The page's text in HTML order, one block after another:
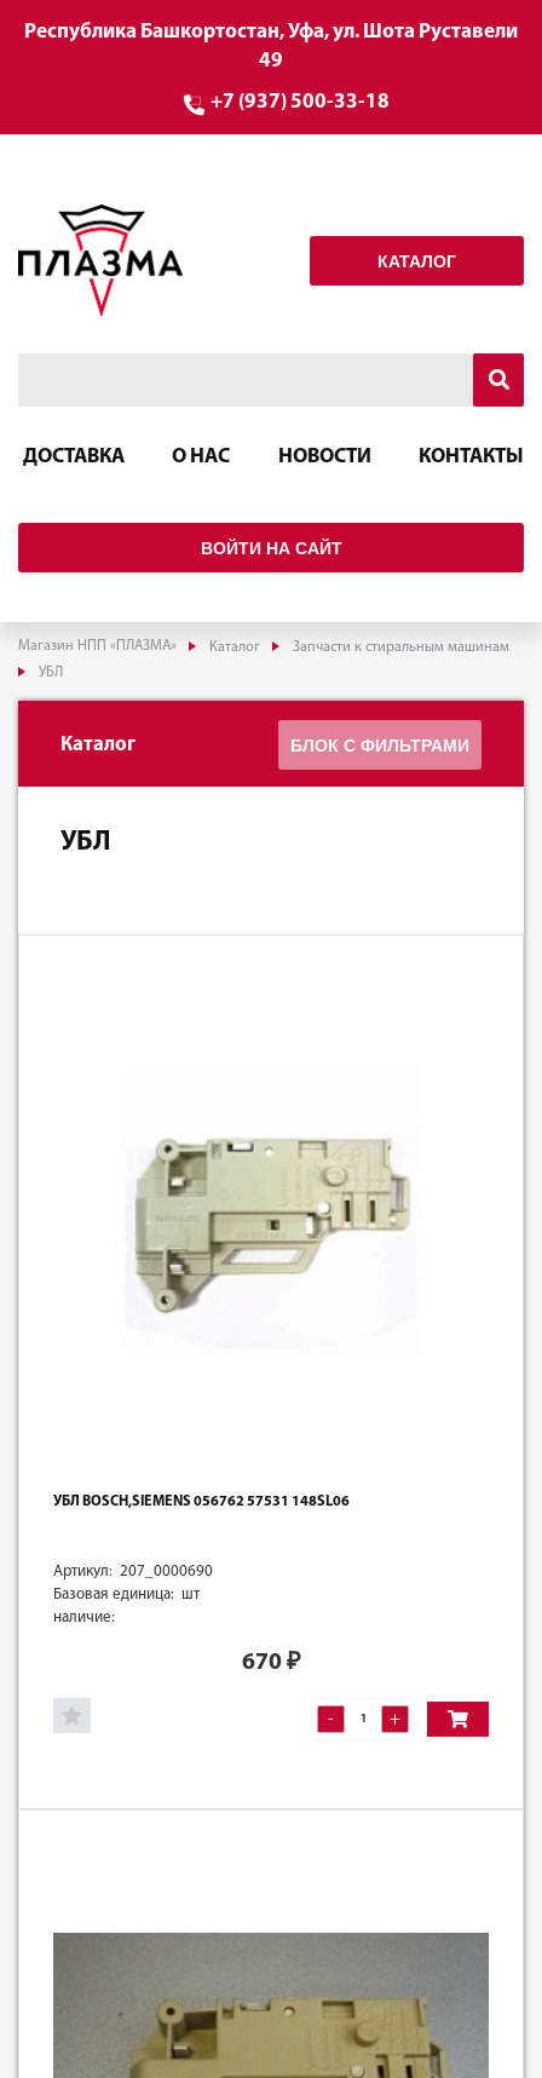
Республика Башкортостан, Уфа, ул. Шота Руставели
49
+7 (937) 500-33-18
КАТАЛОГ
ДОСТАВКА О НАС НОВОСТИ КОНТАКТЫ
ВОЙТИ НА САЙТ
Магазин НПП «ПЛАЗМА» Каталог
Запчасти к стиральным машинам
УБЛ
Каталог БЛОК С ФИЛЬТРАМИ
УБЛ
УБЛ BOSCH,SIEMENS 056762 57531 148SL06
Артикул: 207_0000690
Базовая единица: шт
наличие:
670 ₽
- +